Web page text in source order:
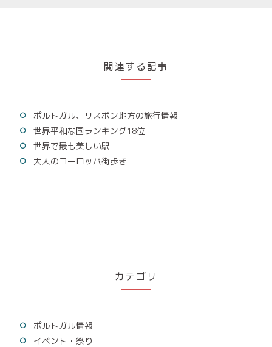
関連する記事
ポルトガル、リスボン地方の旅行情報
世界平和な国ランキング18位
世界で最も美しい駅
大人のヨーロッパ街歩き
カテゴリ
ポルトガル情報
イベント・祭り